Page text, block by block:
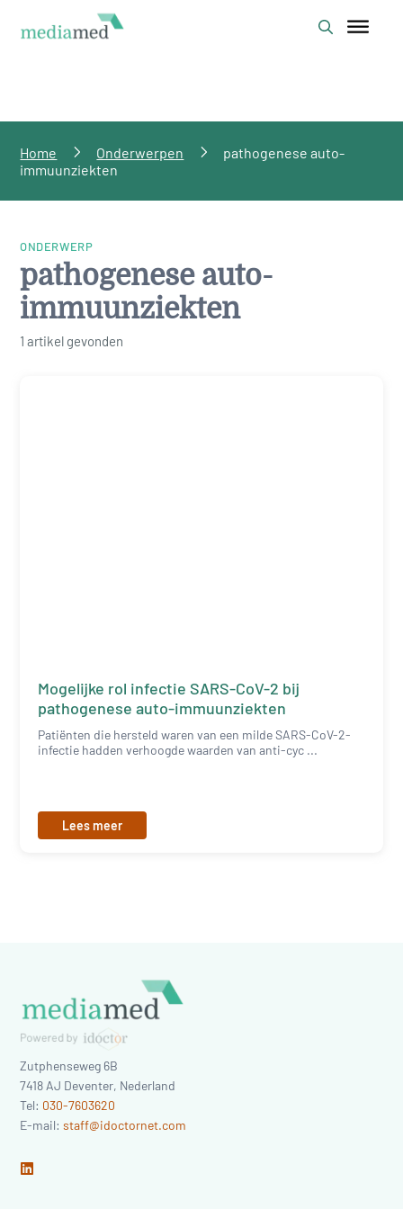
Home Onderwerpen
pathogenese auto-
immuunziekten
ONDERWERP
pathogenese auto-
immuunziekten
1 artikel gevonden
Mogelijke rol infectie SARS-CoV-2 bij
pathogenese auto-immuunziekten
Patiënten die hersteld waren van een milde SARS-CoV-2-
infectie hadden verhoogde waarden van anti-cyc ...
Lees meer
Zutphenseweg 6B
7418 AJ Deventer, Nederland
Tel: 030-7603620
E-mail:staff@idoctornet.com